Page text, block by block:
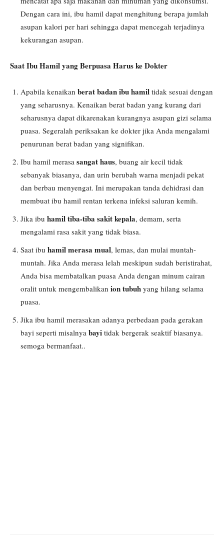
Dengan cara ini, ibu hamil dapat menghitung berapa jumlah
asupan kalori per hari sehingga dapat mencegah terjadinya
kekurangan asupan.
Saat Ibu Hamil yang Berpuasa Harus ke Dokter
Apabila kenaikan berat badan ibu hamil tidak sesuai dengan
yang seharusnya. Kenaikan berat badan yang kurang dari
seharusnya dapat dikarenakan kurangnya asupan gizi selama
puasa. Segeralah periksakan ke dokter jika Anda mengalami
penurunan berat badan yang signifikan.
Ibu hamil merasa sangat haus, buang air kecil tidak
sebanyak biasanya, dan urin berubah warna menjadi pekat
dan berbau menyengat. Ini merupakan tanda dehidrasi dan
membuat ibu hamil rentan terkena infeksi saluran kemih.
Jika ibu hamil tiba-tiba sakit kepala, demam, serta
mengalami rasa sakit yang tidak biasa.
Saat ibu hamil merasa mual, lemas, dan mulai muntah-
muntah. Jika Anda merasa lelah meskipun sudah beristirahat,
Anda bisa membatalkan puasa Anda dengan minum cairan
oralit untuk mengembalikan ion tubuh yang hilang selama
puasa.
Jika ibu hamil merasakan adanya perbedaan pada gerakan
bayi seperti misalnya bayi tidak bergerak seaktif biasanya.
semoga bermanfaat..